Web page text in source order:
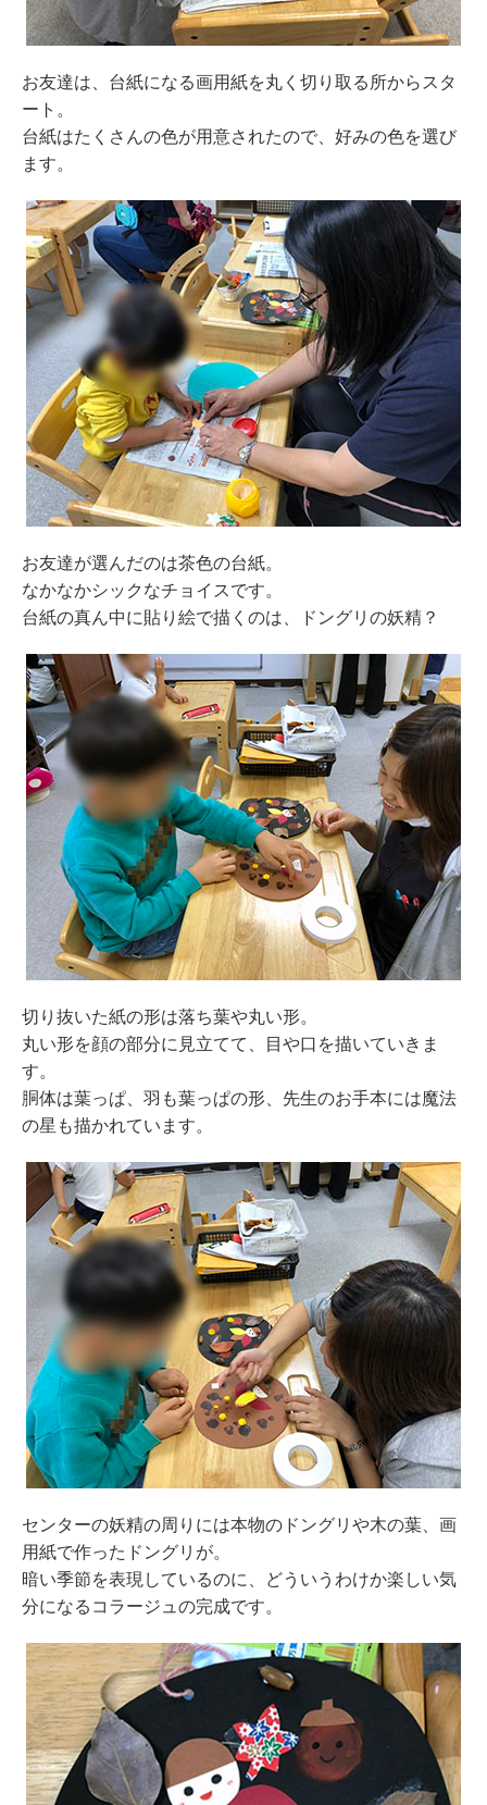
お友達は、台紙になる画用紙を丸く切り取る所からスタ
ート。
台紙はたくさんの色が用意されたので、好みの色を選び
ます。
お友達が選んだのは茶色の台紙。
なかなかシックなチョイスです。
台紙の真ん中に貼り絵で描くのは、ドングリの妖精？
切り抜いた紙の形は落ち葉や丸い形。
丸い形を顔の部分に見立てて、目や口を描いていきま
す。
胴体は葉っぱ、羽も葉っぱの形、先生のお手本には魔法
の星も描かれています。
センターの妖精の周りには本物のドングリや木の葉、画
用紙で作ったドングリが。
暗い季節を表現しているのに、どういうわけか楽しい気
分になるコラージュの完成です。